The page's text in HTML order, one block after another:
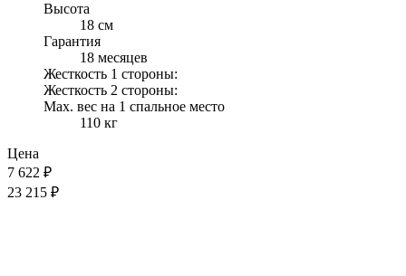
Высота
18 см
Гарантия
18 месяцев
Жесткость 1 стороны:
Жесткость 2 стороны:
Max. вес на 1 спальное место
110 кг
Цена
7 622 ₽
23 215 ₽